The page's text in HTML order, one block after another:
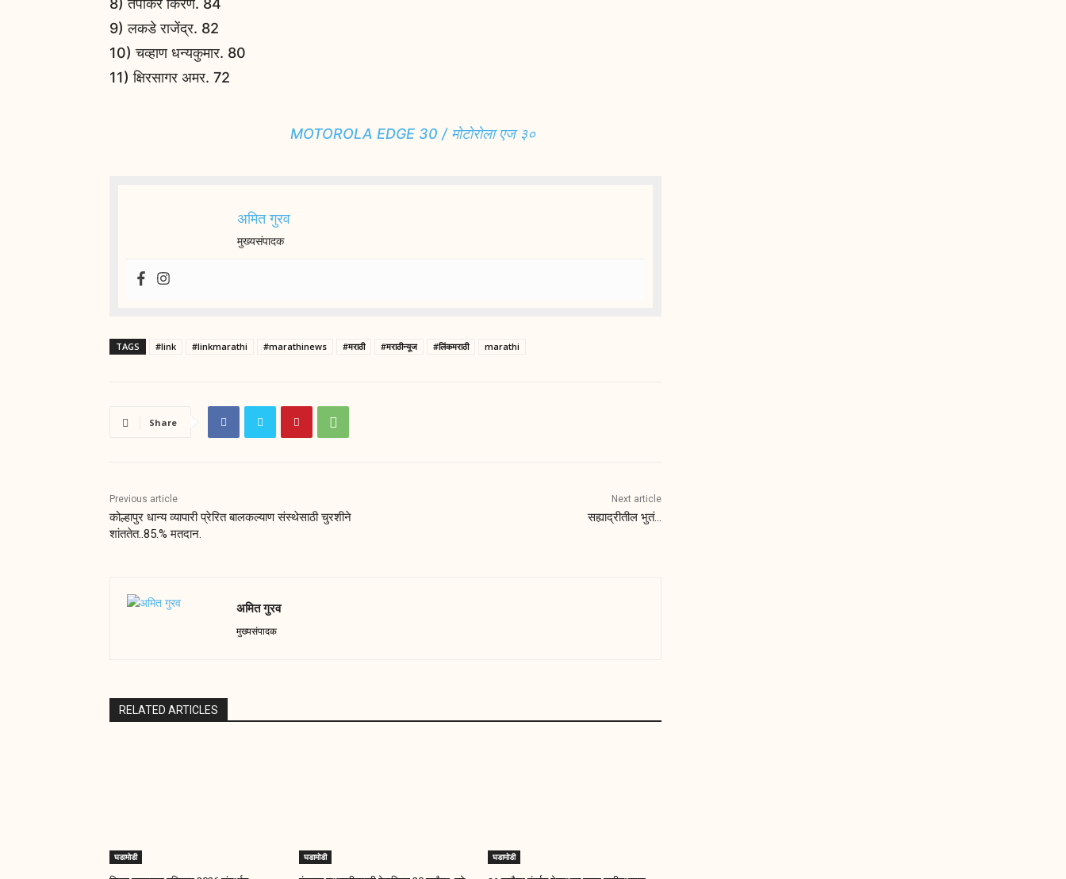
8) तपकिरे किरण. 84
9) लकडे राजेंद्र. 82
10) चव्हाण धन्यकुमार. 80
11) क्षिरसागर अमर. 72
MOTOROLA EDGE 30 / मोटोरोला एज ३०
अमित गुरव
मुख्यसंपादक
TAGS #link #linkmarathi #marathinews #मराठी #मराठीन्यूज #लिंकमराठी marathi
Share
Previous article
कोल्हापुर धान्य व्यापारी प्रेरित बालकल्याण संस्थेसाठी चुरशीने
शांततेत..85.% मतदान.
Next article
सह्याद्रीतील भुतं…
अमित गुरव
मुख्यसंपादक
RELATED ARTICLES
घडामोडी घडामोडी घडामोडी